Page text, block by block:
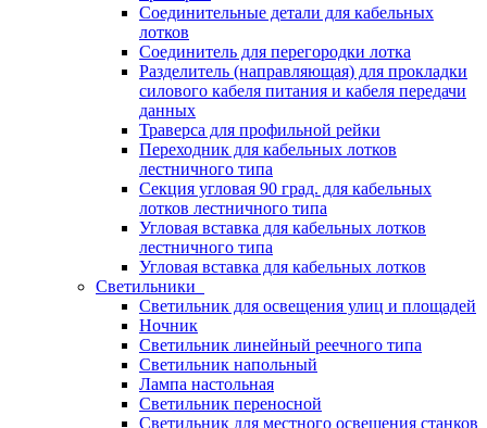
Соединительные детали для кабельных
лотков
Соединитель для перегородки лотка
Разделитель (направляющая) для прокладки
силового кабеля питания и кабеля передачи
данных
Траверса для профильной рейки
Переходник для кабельных лотков
лестничного типа
Секция угловая 90 град. для кабельных
лотков лестничного типа
Угловая вставка для кабельных лотков
лестничного типа
Угловая вставка для кабельных лотков
Светильники
Светильник для освещения улиц и площадей
Ночник
Светильник линейный реечного типа
Светильник напольный
Лампа настольная
Светильник переносной
Светильник для местного освещения станков